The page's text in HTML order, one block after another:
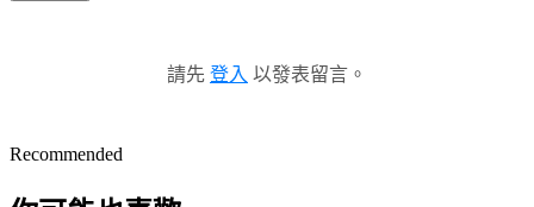
請先 登入 以發表留言。
Recommended